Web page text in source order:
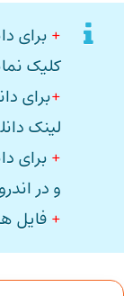
+ برای
کلیک
+برای
لینک
+ برای
و در
+ فایل